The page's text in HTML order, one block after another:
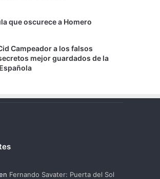
que oscurece a Homero
Campeador a los falsos
mejor guardados de la
Fernando Savater: Puerta del Sol